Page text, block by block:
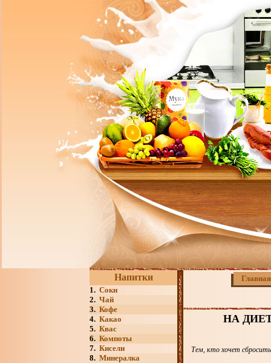
Напитки
1. Соки
2. Чай
3. Кофе
4. Какао
5. Квас
6. Компоты
7. Кисели
8. Минералка
Главная
НА
Тем, кто хочет